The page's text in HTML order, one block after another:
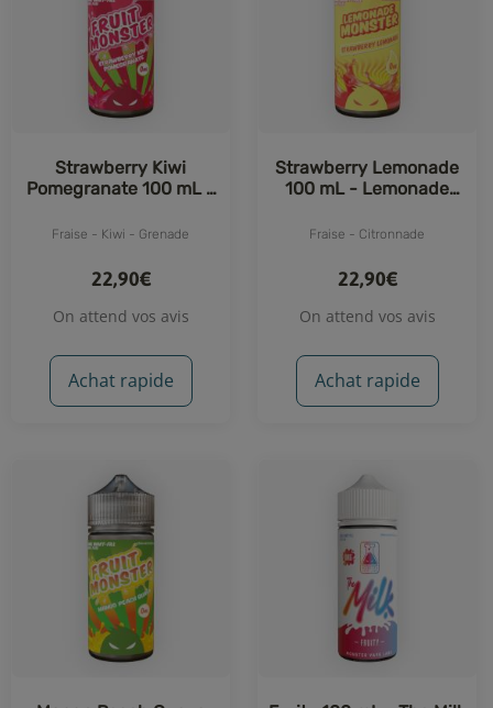
Strawberry Kiwi
Pomegranate 100 mL -
Vape Labs)
Fraise - Kiwi - Grenade
22,90€
On attend vos avis
Achat rapide
Strawberry Lemonade
100 mL - Lemonade
Labs)
Fraise - Citronnade
22,90€
On attend vos avis
Achat rapide